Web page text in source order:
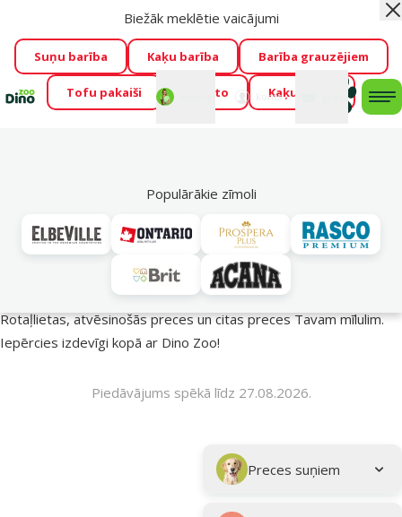
Visu mēnesi Dino Zoo piedāvā lieliskas cenas mīluļu TOP
barībām! 🍖→Skatīt piedāvājumu!
Fotokonkurss “GADA ŪSAIŅI”!
Varbūt tieši Tavs mīlulis
būs 2027. gada zvaigzne
→Piedalīties
Mans
konts
Biežāk meklētie vaicājumi
Suņu barība Kaķu barība Barība grauzējiem
Tofu pakaiši Foresto Kaķu mājas
Populārākie zīmoli
Vasara turpinās – atlaides katrai gaumei!
Rotaļlietas, atvēsinošās preces un citas preces Tavam mīlulim.
Iepērcies izdevīgi kopā ar Dino Zoo!
Piedāvājums spēkā līdz 27.08.2026.
Apakškategorija
Preces suņiem